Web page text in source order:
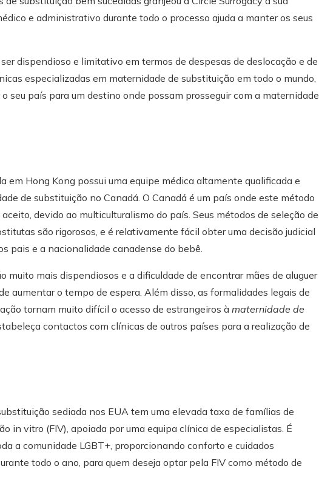
e administrativo durante todo o processo ajuda a manter os seus
dispendioso e limitativo em termos de despesas de deslocação e de
especializadas em maternidade de substituição em todo o mundo,
seu país para um destino onde possam prosseguir com a maternidade
em Hong Kong possui uma equipe médica altamente qualificada e
de substituição no Canadá. O Canadá é um país onde este método
devido ao multiculturalismo do país. Seus métodos de seleção de
são rigorosos, e é relativamente fácil obter uma decisão judicial
pais e a nacionalidade canadense do bebê.
muito mais dispendiosos e a dificuldade de encontrar mães de aluguer
aumentar o tempo de espera. Além disso, as formalidades legais de
tornam muito difícil o acesso de estrangeiros à maternidade de
contactos com clínicas de outros países para a realização de
sediada nos EUA tem uma elevada taxa de famílias de
in vitro (FIV), apoiada por uma equipa clínica de especialistas. É
a comunidade LGBT+, proporcionando conforto e cuidados
todo o ano, para quem deseja optar pela FIV como método de